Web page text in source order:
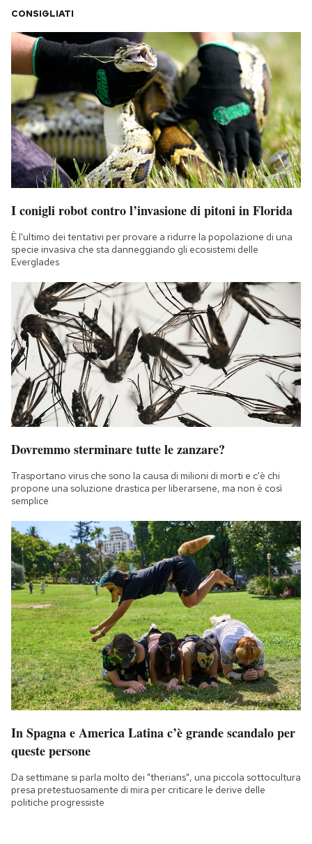
CONSIGLIATI
I conigli robot contro l’invasione di pitoni in Florida
È l'ultimo dei tentativi per provare a ridurre la popolazione di una
specie invasiva che sta danneggiando gli ecosistemi delle
Everglades
Dovremmo sterminare tutte le zanzare?
Trasportano virus che sono la causa di milioni di morti e c'è chi
propone una soluzione drastica per liberarsene, ma non è così
semplice
In Spagna e America Latina c’è grande scandalo per
queste persone
Da settimane si parla molto dei "therians", una piccola sottocultura
presa pretestuosamente di mira per criticare le derive delle
politiche progressiste